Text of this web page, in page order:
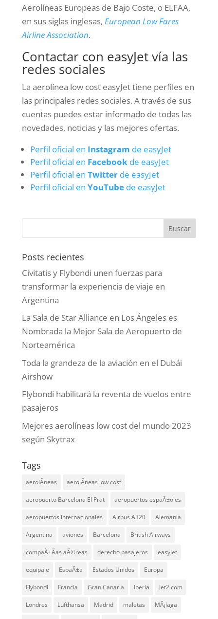
Aerolíneas Europeas de Bajo Coste, o ELFAA,
en sus siglas inglesas, European Low Fares
Airline Association.
Contactar con easyJet vía las
redes sociales
La aerolínea low cost easyJet tiene perfiles en
las principales redes sociales. A través de sus
cuentas puedes estar informado de todas las
novedades, noticias y las mejores ofertas.
Perfil oficial en Instagram de easyJet
Perfil oficial en Facebookde easyJet
Perfil oficial en Twitterde easyJet
Perfil oficial en YouTubede easyJet
Posts recientes
Civitatis y Flybondi unen fuerzas para
transformar la experiencia de viaje en
Argentina
La Sala de Star Alliance en Los Ángeles es
Nombrada la Mejor Sala de Aeropuerto de
Norteamérica
Toda la grandeza de la aviación en el Dubái
Airshow
Flybondi habilitará la reventa de vuelos entre
pasajeros
Mejores aerolíneas low cost del mundo 2023
según Skytrax
Tags
aerolÃ­neas aerolÃ­neas low cost
aeropuerto Barcelona El Prat aeropuertos espaÃ±oles
aeropuertos internacionales Airbus A320 Alemania
Argentina aviones Barcelona British Airways
compaÃ±Ã­as aÃ©reas derecho pasajeros easyJet
equipaje EspaÃ±a Estados Unidos Europa
Flybondi Francia Gran Canaria Iberia Jet2.com
Londres Lufthansa Madrid maletas MÃ¡laga